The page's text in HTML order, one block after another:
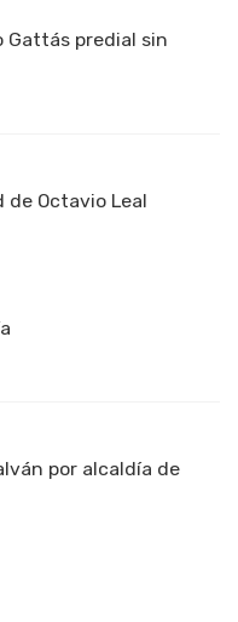
Gattás predial sin
de Octavio Leal
por alcaldía de